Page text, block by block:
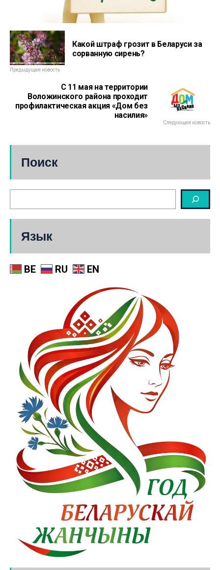
Какой штраф грозит в Беларуси за
сорванную сирень?
Предыдущая новость
С 11 мая на территории
Воложинского района проходит
профилактическая акция «Дом без
насилия»
Следующая новость
Поиск
Язык
BE RU EN